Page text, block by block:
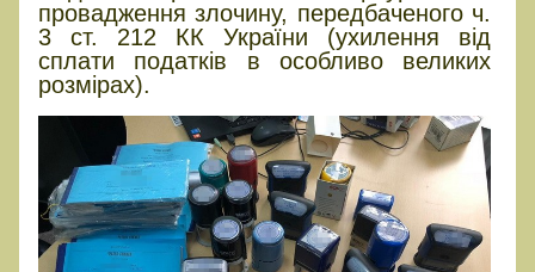
провадження злочину, передбаченого ч.
3 ст. 212 КК України (ухилення від
сплати податків в особливо великих
розмірах).